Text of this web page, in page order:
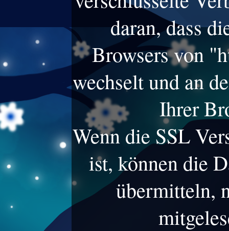
daran, dass
Browsers von
wechselt und an
Ihrer
Wenn die SSL
ist, können die
übermitteln,